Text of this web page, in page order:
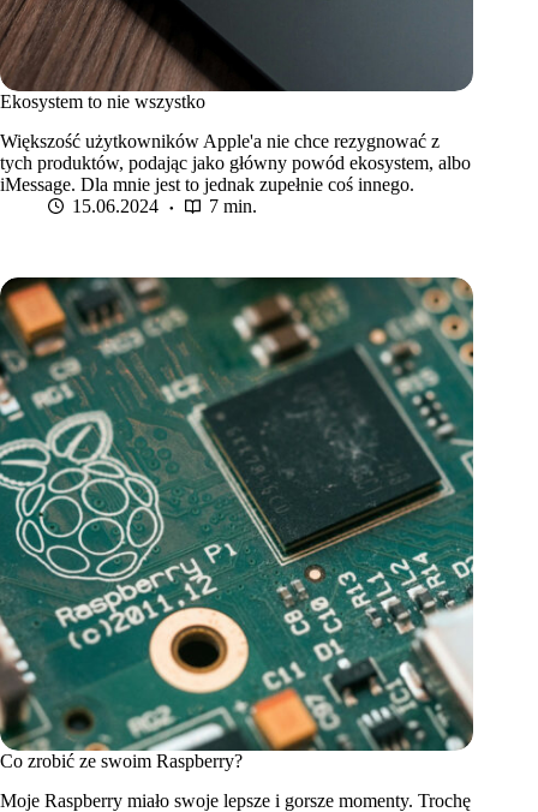
Ekosystem to nie wszystko
Większość użytkowników Apple'a nie chce rezygnować z
tych produktów, podając jako główny powód ekosystem, albo
iMessage. Dla mnie jest to jednak zupełnie coś innego.
15.06.2024
7 min.
Co zrobić ze swoim Raspberry?
Moje Raspberry miało swoje lepsze i gorsze momenty. Trochę